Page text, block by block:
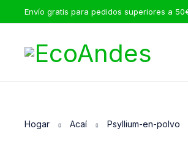
Envío gratis para pedidos superiores a
Hogar Acaí Psyllium-en-polvo